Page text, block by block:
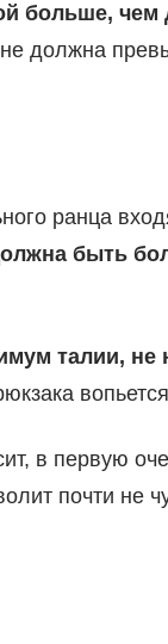
больше, чем
должна
ранца
быть
талии, не
в первую
почти не